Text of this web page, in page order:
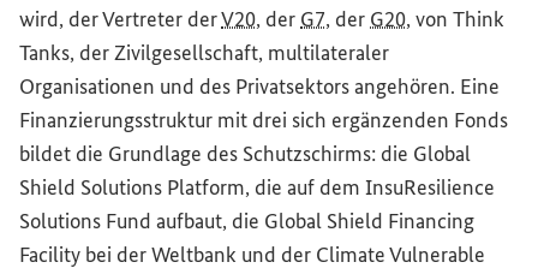
wird, der Vertreter derV20, der G7, der G20, von Think
Tanks, der Zivilgesellschaft, multilateraler
Organisationen und des Privatsektors angehören. Eine
Finanzierungsstruktur mit drei sich ergänzenden Fonds
bildet die Grundlage des Schutzschirms: die Global
Shield Solutions Platform, die auf dem InsuResilience
Solutions Fund aufbaut, die Global Shield Financing
Facility bei der Weltbank und der Climate Vulnerable